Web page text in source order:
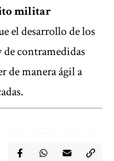
militar
el desarrollo de los
de contramedidas
de manera ágil a